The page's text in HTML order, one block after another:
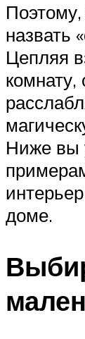
назвать
Цепляя
комнату,
Ниже вы
доме.